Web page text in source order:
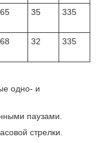
65 35 335
68 32 335
одно- и
паузами.
стрелки.